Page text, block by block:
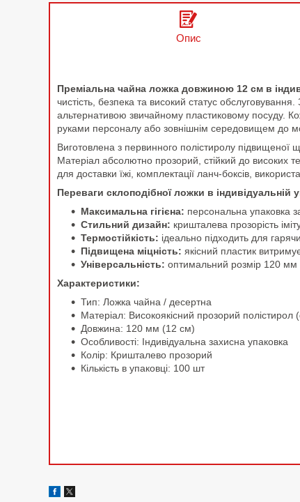
Опис
Преміальна чайна ложка довжиною 12 см в
чистість, безпека та високий статус
альтернативою звичайному пластиковому посуду.
руками персоналу або зовнішнім середовищем до
Виготовлена з первинного полістиролу підвищеної
Матеріал абсолютно прозорий, стійкий до високих
для доставки їжі, комплектації ланч-боксів,
Переваги склоподібної ложки в індивідуальній
Максимальна гігієна: персональна упаковка
Стильний дизайн: кришталева прозорість
Термостійкість: ідеально підходить для
Підвищена міцність: якісний пластик
Універсальність: оптимальний розмір 120 мм
Характеристики:
Тип: Ложка чайна / десертна
Матеріал: Високоякісний прозорий полістирол
Довжина: 120 мм (12 см)
Особливості: Індивідуальна захисна упаковка
Колір: Кришталево прозорий
Кількість в упаковці: 100 шт